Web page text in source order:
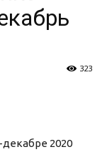
323
2020